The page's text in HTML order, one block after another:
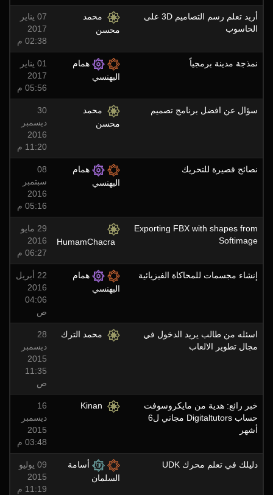
أريد تعلم رسم التصاميم 3D على
الحاسوب
محمد
محسن
07 يناير
2017
02:38 م
نمذجة مدينة برمجياً
همام
البهنسي
01 يناير
2017
05:56 م
سؤال عن افضل برنامج تصميم
محمد
محسن
30
ديسمبر
2016
11:20 م
نصائح قصيرة للتحريك
همام
البهنسي
08
سبتمبر
2016
05:16 م
Exporting FBX with shapes from
Softimage
29 مايو
2016
06:27 م
إنشاء مجسمات للمحاكاة الفيزيائية
همام
البهنسي
22 أبريل
2016
04:06
ص
اسئله من طالب يريد الدخول في
مجال تطوير الالعاب
محمد الترك
28
ديسمبر
2015
11:35
ص
خبر رائع: هدية من مايكروسوفت
حساب Digitaltutors مجاني ل6
أشهر
16
ديسمبر
2015
03:48 م
دليلك في تعلم محرك UDK
أسامة
السلمان
09 يوليو
2015
11:19 م